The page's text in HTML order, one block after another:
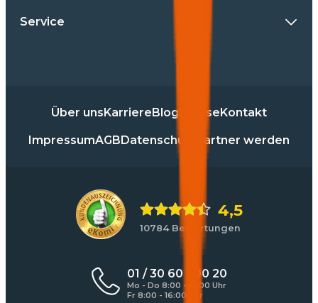
Service
Über unsKarriereBlog PresseKontakt
ImpressumAGBDatenschutz Partner werden
4,5
10784 Bewertungen
01 / 30 60 900 20
Mo - Do 8:00 - 17:00 Uhr
Fr 8:00 - 16:00 Uhr